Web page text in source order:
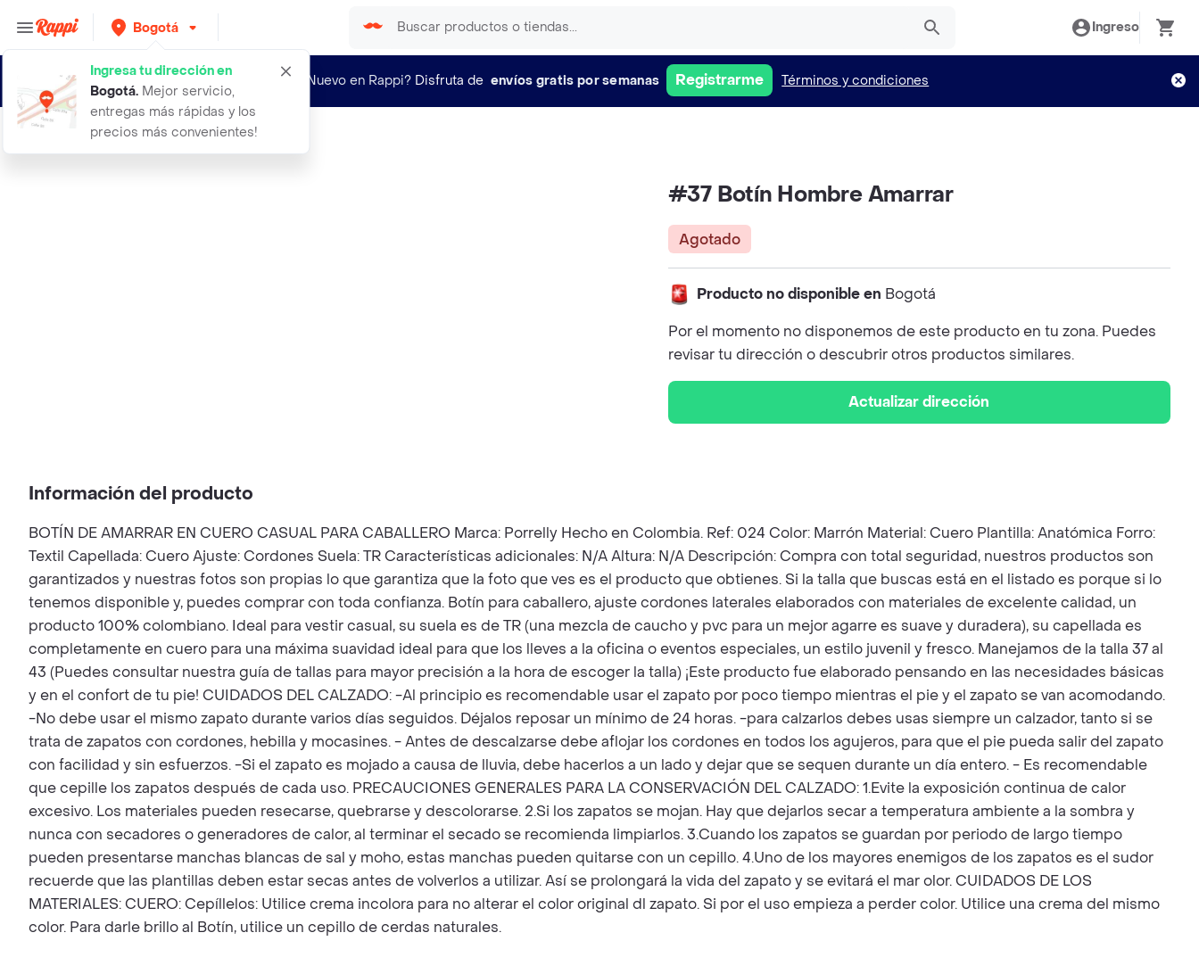
Bogotá
Ingresa tu dirección en
Bogotá. Mejor servicio,
entregas más rápidas y los
precios más convenientes!
Ingreso
¿Nuevo en Rappi? Disfruta de envíos gratis por semanas Registrarme Términos y condiciones
37 botin hombre amarrar
#37 Botín Hombre Amarrar
Agotado
Producto no disponible en Bogotá
Por el momento no disponemos de este producto en tu zona. Puedes
revisar tu dirección o descubrir otros productos similares.
Actualizar dirección
Información del producto
BOTÍN DE AMARRAR EN CUERO CASUAL PARA CABALLERO Marca: Porrelly Hecho en Colombia. Ref: 024 Color: Marrón Material: Cuero Plantilla: Anatómica Forro:
Textil Capellada: Cuero Ajuste: Cordones Suela: TR Características adicionales: N/A Altura: N/A Descripción: Compra con total seguridad, nuestros productos son
garantizados y nuestras fotos son propias lo que garantiza que la foto que ves es el producto que obtienes. Si la talla que buscas está en el listado es porque si lo
tenemos disponible y, puedes comprar con toda confianza. Botín para caballero, ajuste cordones laterales elaborados con materiales de excelente calidad, un
producto 100% colombiano. Ideal para vestir casual, su suela es de TR (una mezcla de caucho y pvc para un mejor agarre es suave y duradera), su capellada es
completamente en cuero para una máxima suavidad ideal para que los lleves a la oficina o eventos especiales, un estilo juvenil y fresco. Manejamos de la talla 37 al
43 (Puedes consultar nuestra guía de tallas para mayor precisión a la hora de escoger la talla) ¡Este producto fue elaborado pensando en las necesidades básicas
y en el confort de tu pie! CUIDADOS DEL CALZADO: -Al principio es recomendable usar el zapato por poco tiempo mientras el pie y el zapato se van acomodando.
-No debe usar el mismo zapato durante varios días seguidos. Déjalos reposar un mínimo de 24 horas. -para calzarlos debes usas siempre un calzador, tanto si se
trata de zapatos con cordones, hebilla y mocasines. - Antes de descalzarse debe aflojar los cordones en todos los agujeros, para que el pie pueda salir del zapato
con facilidad y sin esfuerzos. -Si el zapato es mojado a causa de lluvia, debe hacerlos a un lado y dejar que se sequen durante un día entero. - Es recomendable
que cepille los zapatos después de cada uso. PRECAUCIONES GENERALES PARA LA CONSERVACIÓN DEL CALZADO: 1.Evite la exposición continua de calor
excesivo. Los materiales pueden resecarse, quebrarse y descolorarse. 2.Si los zapatos se mojan. Hay que dejarlos secar a temperatura ambiente a la sombra y
nunca con secadores o generadores de calor, al terminar el secado se recomienda limpiarlos. 3.Cuando los zapatos se guardan por periodo de largo tiempo
pueden presentarse manchas blancas de sal y moho, estas manchas pueden quitarse con un cepillo. 4.Uno de los mayores enemigos de los zapatos es el sudor
recuerde que las plantillas deben estar secas antes de volverlos a utilizar. Así se prolongará la vida del zapato y se evitará el mar olor. CUIDADOS DE LOS
MATERIALES: CUERO: Cepíllelos: Utilice crema incolora para no alterar el color original dl zapato. Si por el uso empieza a perder color. Utilice una crema del mismo
color. Para darle brillo al Botín, utilice un cepillo de cerdas naturales.